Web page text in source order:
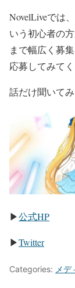
NovelLiveでは
いう初心者の
まで幅広く募
応募してみてく
話だけ聞いて
▶公式HP
▶Twitter
Categories: メデ